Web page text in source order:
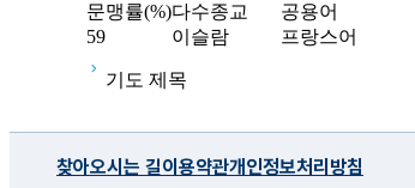
문맹률(%)다수종교
공용어
59
이슬람 프랑스어
기도 제목
찾아오시는 길이용약관개인정보처리방침